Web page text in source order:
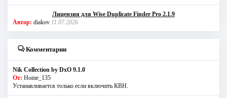
Лицензия для Wise Duplicate Finder Pro 2.1.9
Автор: diakov 11.07.2026
Комментарии
Nik Collection by DxO 9.1.0
От: Home_135
Устанавливается только если включить КВН.